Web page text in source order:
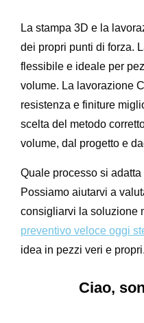
La stampa 3D e la
dei propri punti di forza.
flessibile e ideale per
volume. La lavorazione
resistenza e finiture
scelta del metodo
volume, dal progetto e
Quale processo si
Possiamo aiutarvi a
consigliarvi la soluzione
preventivo veloce oggi
idea in pezzi veri e propri.
Ciao,